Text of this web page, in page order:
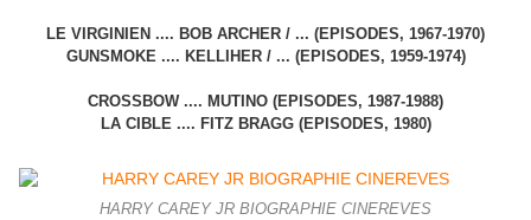
LE VIRGINIEN .... BOB ARCHER / ... (EPISODES, 1967-1970)
GUNSMOKE .... KELLIHER / ... (EPISODES, 1959-1974)
CROSSBOW .... MUTINO (EPISODES, 1987-1988)
LA CIBLE .... FITZ BRAGG (EPISODES, 1980)
HARRY CAREY JR BIOGRAPHIE CINEREVES